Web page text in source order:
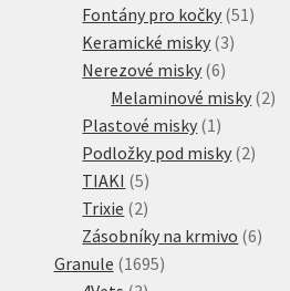
Fontány pro kočky 51 51
Keramické misky 33
Nerezové misky 66
produktů
Melaminové misky 22
Plastové misky 1 1
produkt
Podložky pod misky 22
TIAKI 55
produktů
Trixie 22
produkty
Zásobníky na krmivo 66
Granule 16951695